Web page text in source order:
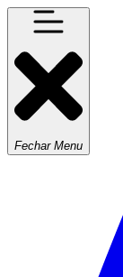
Fechar Menu